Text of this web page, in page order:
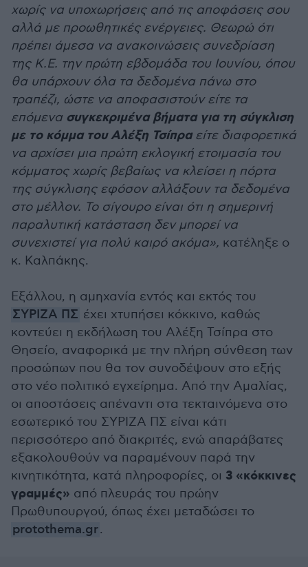
χωρίς να υποχωρήσεις από τις αποφάσεις σου
αλλά με προωθητικές ενέργειες. Θεωρώ ότι
πρέπει άμεσα να ανακοινώσεις συνεδρίαση
της Κ.Ε. την πρώτη εβδομάδα του Ιουνίου, όπου
θα υπάρχουν όλα τα δεδομένα πάνω στο
τραπέζι, ώστε να αποφασιστούν είτε τα
επόμενα συγκεκριμένα βήματα για τη σύγκλιση
με το κόμμα του Αλέξη Τσίπραείτε διαφορετικά
να αρχίσει μια πρώτη εκλογική ετοιμασία του
κόμματος χωρίς βεβαίως να κλείσει η πόρτα
της σύγκλισης εφόσον αλλάξουν τα δεδομένα
στο μέλλον. Το σίγουρο είναι ότι η σημερινή
παραλυτική κατάσταση δεν μπορεί να
συνεχιστεί για πολύ καιρό ακόμα», κατέληξε ο
κ. Καλπάκης.
Εξάλλου, η αμηχανία εντός και εκτός του
ΣΥΡΙΖΑ ΠΣ έχει χτυπήσει κόκκινο, καθώς
κοντεύει η εκδήλωση του Αλέξη Τσίπρα στο
Θησείο, αναφορικά με την πλήρη σύνθεση των
προσώπων που θα τον συνοδέψουν στο εξής
στο νέο πολιτικό εγχείρημα. Από την Αμαλίας,
οι αποστάσεις απέναντι στα τεκταινόμενα στο
εσωτερικό του ΣΥΡΙΖΑ ΠΣ είναι κάτι
περισσότερο από διακριτές, ενώ απαράβατες
εξακολουθούν να παραμένουν παρά την
κινητικότητα, κατά πληροφορίες, οι 3 «κόκκινες
γραμμές» από πλευράς του πρώην
Πρωθυπουργού, όπως έχει μεταδώσει το
protothema.gr.